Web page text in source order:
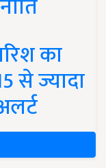
का
से ज्यादा